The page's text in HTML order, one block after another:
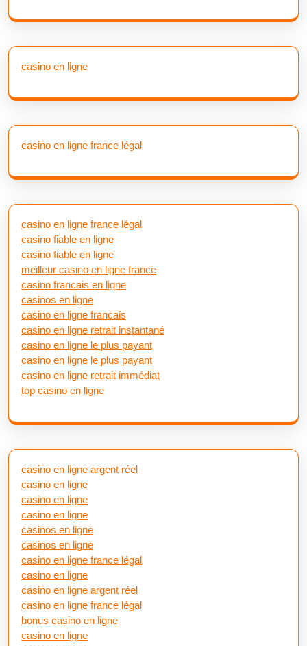
casino en ligne
casino en ligne france légal
casino en ligne france légal
casino fiable en ligne
casino fiable en ligne
meilleur casino en ligne france
casino francais en ligne
casinos en ligne
casino en ligne francais
casino en ligne retrait instantané
casino en ligne le plus payant
casino en ligne le plus payant
casino en ligne retrait immédiat
top casino en ligne
casino en ligne argent réel
casino en ligne
casino en ligne
casino en ligne
casinos en ligne
casinos en ligne
casino en ligne france légal
casino en ligne
casino en ligne argent réel
casino en ligne france légal
bonus casino en ligne
casino en ligne